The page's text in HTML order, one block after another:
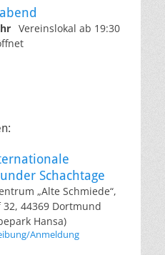
Vereinslokal ab 19:30
Schachtage
„Alte Schmiede“,
32, 44369 Dortmund
Hansa)
Anmeldung